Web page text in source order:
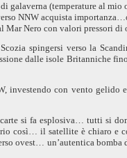
galaverna (temperature al mio
NNW acquista
Nero con valori pressori di
spingersi versola
dalle isole Britanniche
investendo con vento gelido
si fa esplosiva… tutti si
così… il satellite è chiaro e
ovest… un’autentica